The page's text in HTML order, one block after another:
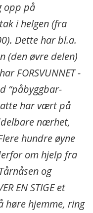
opp på
i helgen (fra
Dette har bl.a.
(den øvre delen)
FORSVUNNET -
“påbyggbar-
har vært på
nærhet,
hundre øyne
om hjelp fra
og
EN STIGE et
høre hjemme, ring